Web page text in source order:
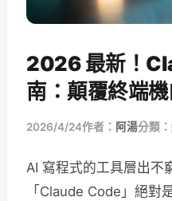
2026 最新！
南：顛覆終端
2026/4/24作者： 阿湯分類：
AI 寫程式的工具層出不
「Claude Code」絕對